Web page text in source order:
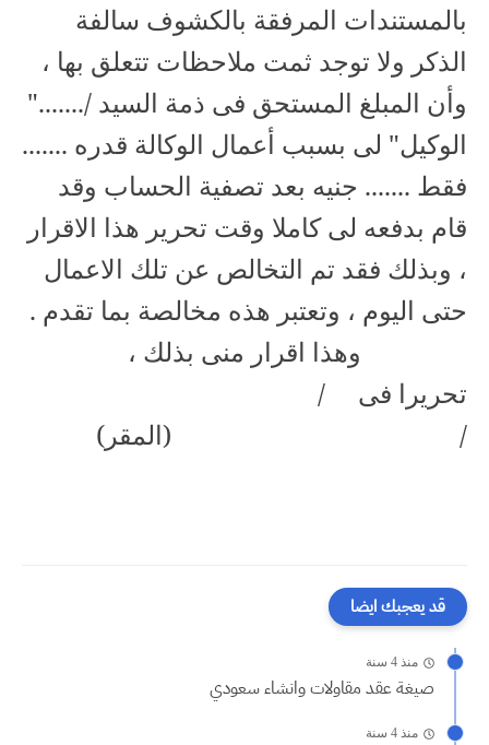
بالمستندات المرفقة بالكشوف سالفة
الذكر ولا توجد ثمت ملاحظات تتعلق بها ،
وأن المبلغ المستحق فى ذمة السيد /......."
الوكيل" لى بسبب أعمال الوكالة قدره .......
فقط ....... جنيه بعد تصفية الحساب وقد
قام بدفعه لى كاملا وقت تحرير هذا الاقرار
، وبذلك فقد تم التخالص عن تلك الاعمال
حتى اليوم ، وتعتبر هذه مخالصة بما تقدم .
وهذا اقرار منى بذلك ،
تحريرا فى
/
/
(المقر)
قد يعجبك ايضا
منذ 4 سنة
صيغة عقد مقاولات وانشاء سعودي
منذ 4 سنة